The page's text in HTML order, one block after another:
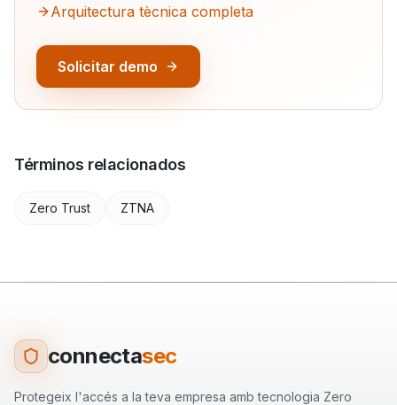
Arquitectura tècnica completa
Solicitar demo
Términos relacionados
Zero Trust ZTNA
connectasec
Protegeix l'accés a la teva empresa amb tecnologia Zero